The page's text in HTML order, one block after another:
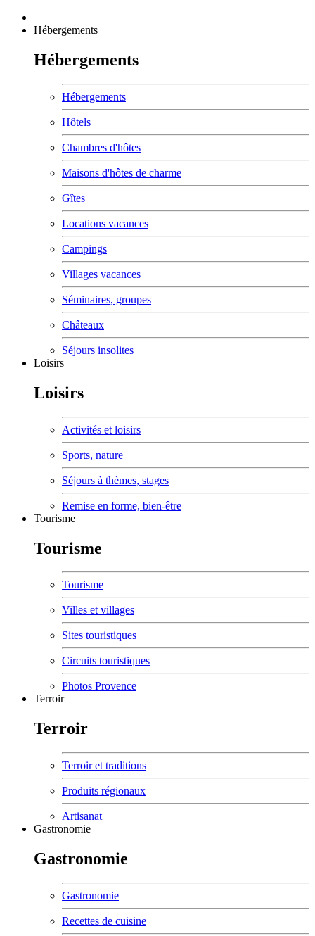
Hébergements
Hébergements
Hébergements
Hôtels
Chambres d'hôtes
Maisons d'hôtes de charme
Gîtes
Locations vacances
Campings
Villages vacances
Séminaires, groupes
Châteaux
Séjours insolites
Loisirs
Loisirs
Activités et loisirs
Sports, nature
Séjours à thèmes, stages
Remise en forme, bien-être
Tourisme
Tourisme
Tourisme
Villes et villages
Sites touristiques
Circuits touristiques
Photos Provence
Terroir
Terroir
Terroir et traditions
Produits régionaux
Artisanat
Gastronomie
Gastronomie
Gastronomie
Recettes de cuisine